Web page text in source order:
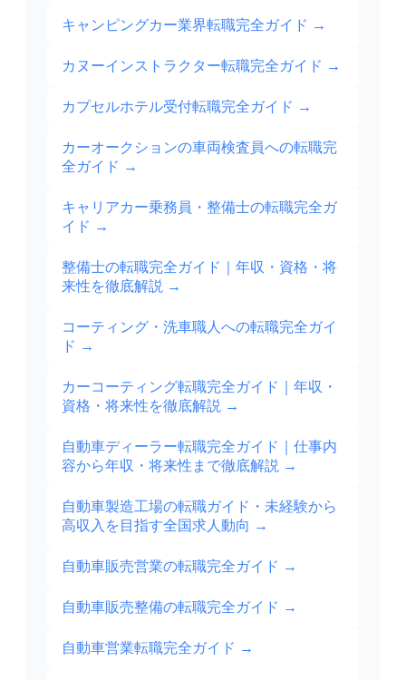
キャンピングカー業界転職完全ガイド →
カヌーインストラクター転職完全ガイド →
カプセルホテル受付転職完全ガイド →
カーオークションの車両検査員への転職完
全ガイド →
キャリアカー乗務員・整備士の転職完全ガ
イド →
整備士の転職完全ガイド｜年収・資格・将
来性を徹底解説 →
コーティング・洗車職人への転職完全ガイ
ド →
カーコーティング転職完全ガイド｜年収・
資格・将来性を徹底解説 →
自動車ディーラー転職完全ガイド｜仕事内
容から年収・将来性まで徹底解説 →
自動車製造工場の転職ガイド・未経験から
高収入を目指す全国求人動向 →
自動車販売営業の転職完全ガイド →
自動車販売整備の転職完全ガイド →
自動車営業転職完全ガイド →